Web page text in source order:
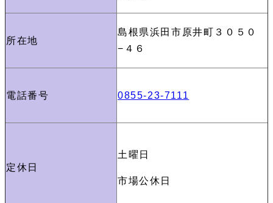
所在地
島根県浜田市原井町３０５０
−４６
電話番号 0855-23-7111
定休日
土曜日
市場公休日